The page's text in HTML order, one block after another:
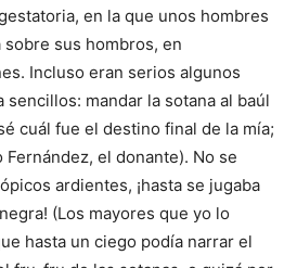
en la que unos hombres
sus hombros, en
Incluso eran serios algu­nos
senci­llos: mandar la sotana al baúl
cuál fue el destino final de la mía;
el donante). No se
ardien­tes, ¡hasta se jugaba
(Los mayores que yo lo
hasta un ciego podía narrar el